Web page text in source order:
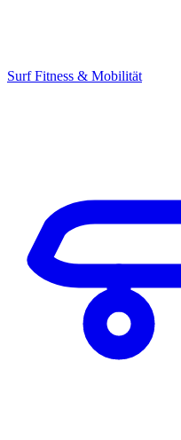
Surf Fitness & Mobilität